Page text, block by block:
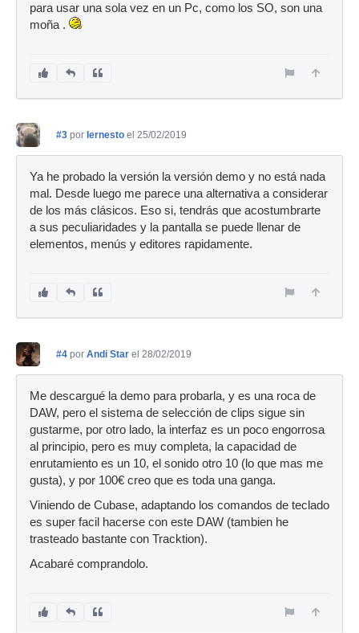
para usar una sola vez en un Pc, como los SO, son una
moña .
#3 por Iernesto el 25/02/2019
Ya he probado la versión la versión demo y no está nada
mal. Desde luego me parece una alternativa a considerar
de los más clásicos. Eso si, tendrás que acostumbrarte
a sus peculiaridades y la pantalla se puede llenar de
elementos, menús y editores rapidamente.
#4 por Andi Star el 28/02/2019
Me descargué la demo para probarla, y es una roca de
DAW, pero el sistema de selección de clips sigue sin
gustarme, por otro lado, la interfaz es un poco engorrosa
al principio, pero es muy completa, la capacidad de
enrutamiento es un 10, el sonido otro 10 (lo que mas me
gusta), y por 100€ creo que es toda una ganga.
Viniendo de Cubase, adaptando los comandos de teclado
es super facil hacerse con este DAW (tambien he
trasteado bastante con Tracktion).
Acabaré comprandolo.